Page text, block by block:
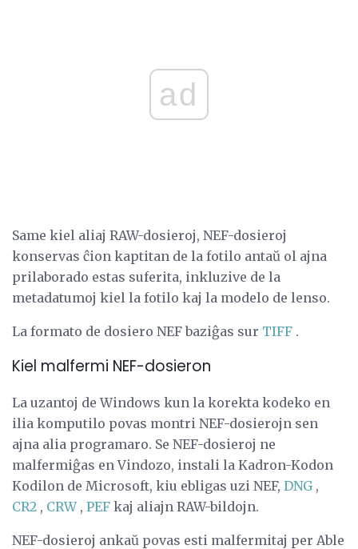
ad
Same kiel aliaj RAW-dosieroj, NEF-dosieroj
konservas ĉion kaptitan de la fotilo antaŭ ol ajna
prilaborado estas suferita, inkluzive de la
metadatumoj kiel la fotilo kaj la modelo de lenso.
La formato de dosiero NEF baziĝas sur TIFF .
Kiel malfermi NEF-dosieron
La uzantoj de Windows kun la korekta kodeko en
ilia komputilo povas montri NEF-dosierojn sen
ajna alia programaro. Se NEF-dosieroj ne
malfermiĝas en Vindozo, instali la Kadron-Kodon
Kodilon de Microsoft, kiu ebligas uzi NEF, DNG ,
CR2 , CRW, PEF kaj aliajn RAW-bildojn.
NEF-dosieroj ankaŭ povas esti malfermitaj per Able